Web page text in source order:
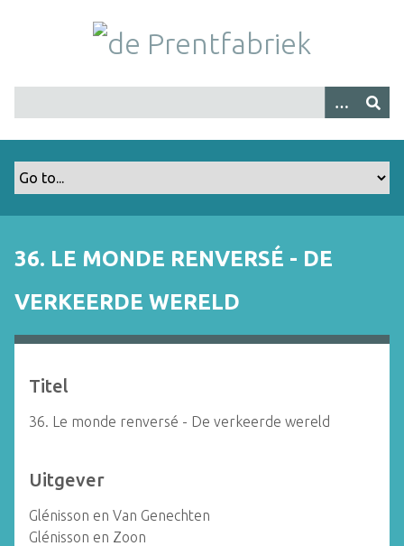
h
36. LE MONDE RENVERSÉ - DE
VERKEERDE WERELD
Titel
36. Le monde renversé - De verkeerde wereld
Uitgever
Glénisson en Van Genechten
Glénisson en Zoon